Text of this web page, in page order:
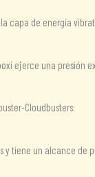
capa de energía
ejerce una presión
Cloudbusters:
y tiene un alcance de